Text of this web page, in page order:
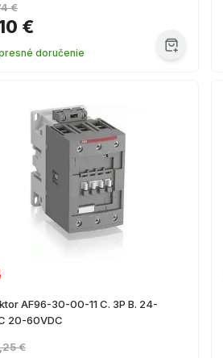
€
€
doručenie
AF96-30-00-11 C. 3P B. 24-
20-60VDC
€